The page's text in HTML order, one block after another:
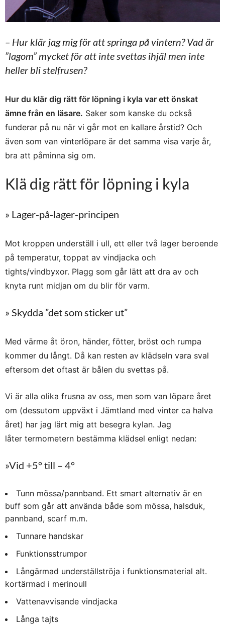
– Hur klär jag mig för att springa på vintern? Vad är
”lagom” mycket för att inte svettas ihjäl men inte
heller bli stelfrusen?
Hur du klär dig rätt för löpning i kyla var ett önskat
ämne från en läsare. Saker som kanske du också
funderar på nu när vi går mot en kallare årstid? Och
även som van vinterlöpare är det samma visa varje år,
bra att påminna sig om.
Klä dig rätt för löpning i kyla
» Lager-på-lager-principen
Mot kroppen underställ i ull, ett eller två lager beroende
på temperatur, toppat av vindjacka och
tights/vindbyxor. Plagg som går lätt att dra av och
knyta runt midjan om du blir för varm.
» Skydda ”det som sticker ut”
Med värme åt öron, händer, fötter, bröst och rumpa
kommer du långt. Då kan resten av klädseln vara sval
eftersom det oftast är bålen du svettas på.
Vi är alla olika frusna av oss, men som van löpare året
om (dessutom uppväxt i Jämtland med vinter ca halva
året) har jag lärt mig att besegra kylan. Jag
låter termometern bestämma klädsel enligt nedan:
»Vid +5° till – 4°
Tunn mössa/pannband. Ett smart alternativ är en
buff som går att använda både som mössa, halsduk,
pannband, scarf m.m.
Tunnare handskar
Funktionsstrumpor
Långärmad underställströja i funktionsmaterial alt.
kortärmad i merinoull
Vattenavvisande vindjacka
Långa tajts